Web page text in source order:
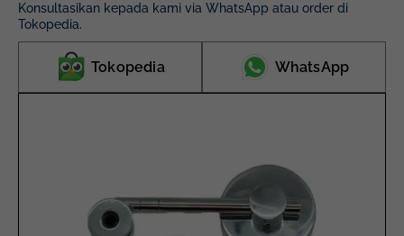
Konsultasikan kepada kami via WhatsApp atau order di
Tokopedia.
Tokopedia WhatsApp